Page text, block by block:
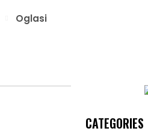
Oglasi
CATEGORIES